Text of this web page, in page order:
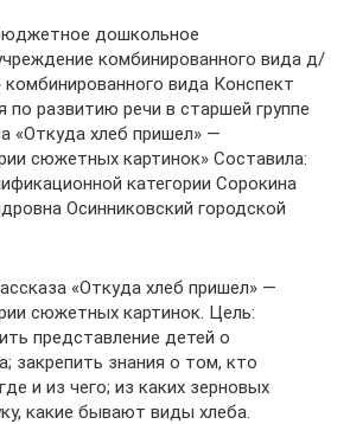
дошкольное
комбинированного вида д/
вида Конспект
по развитию речи в старшей группе
«Откуда хлеб пришел» —
сюжетных картинок» Составила:
категории Сорокина
Осинниковский городской
«Откуда хлеб пришел» —
сюжетных картинок. Цель:
представление детей о
закрепить знания о том, кто
и из чего; из каких зерновых
какие бывают виды хлеба.